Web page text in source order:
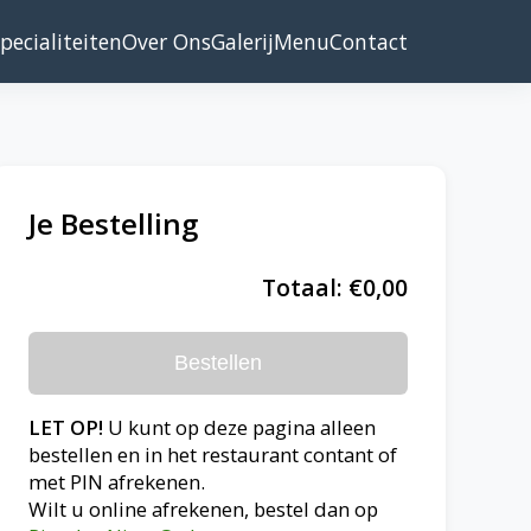
Over OnsGalerijMenuContact
Je Bestelling
Totaal: €0,00
Bestellen
LET OP! U kunt op deze pagina alleen
bestellen en in het restaurant contant of
met PIN afrekenen.
Wilt u online afrekenen, bestel dan op